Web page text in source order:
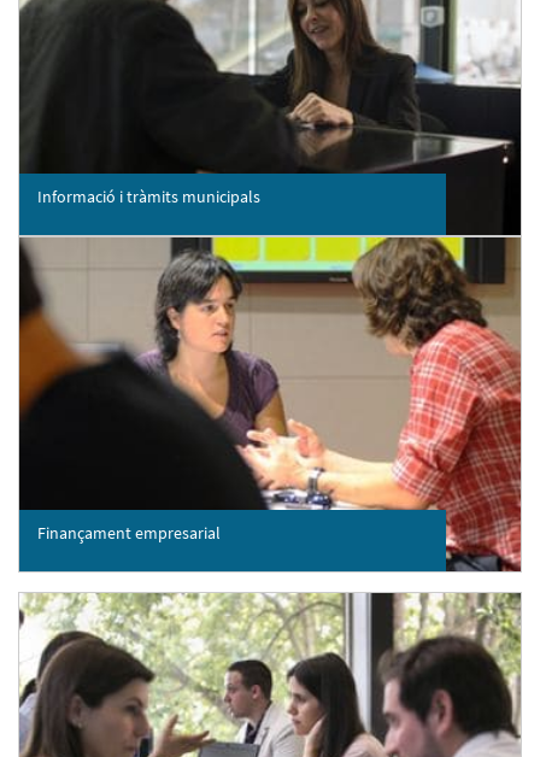
Informació i tràmits municipals
Finançament empresarial